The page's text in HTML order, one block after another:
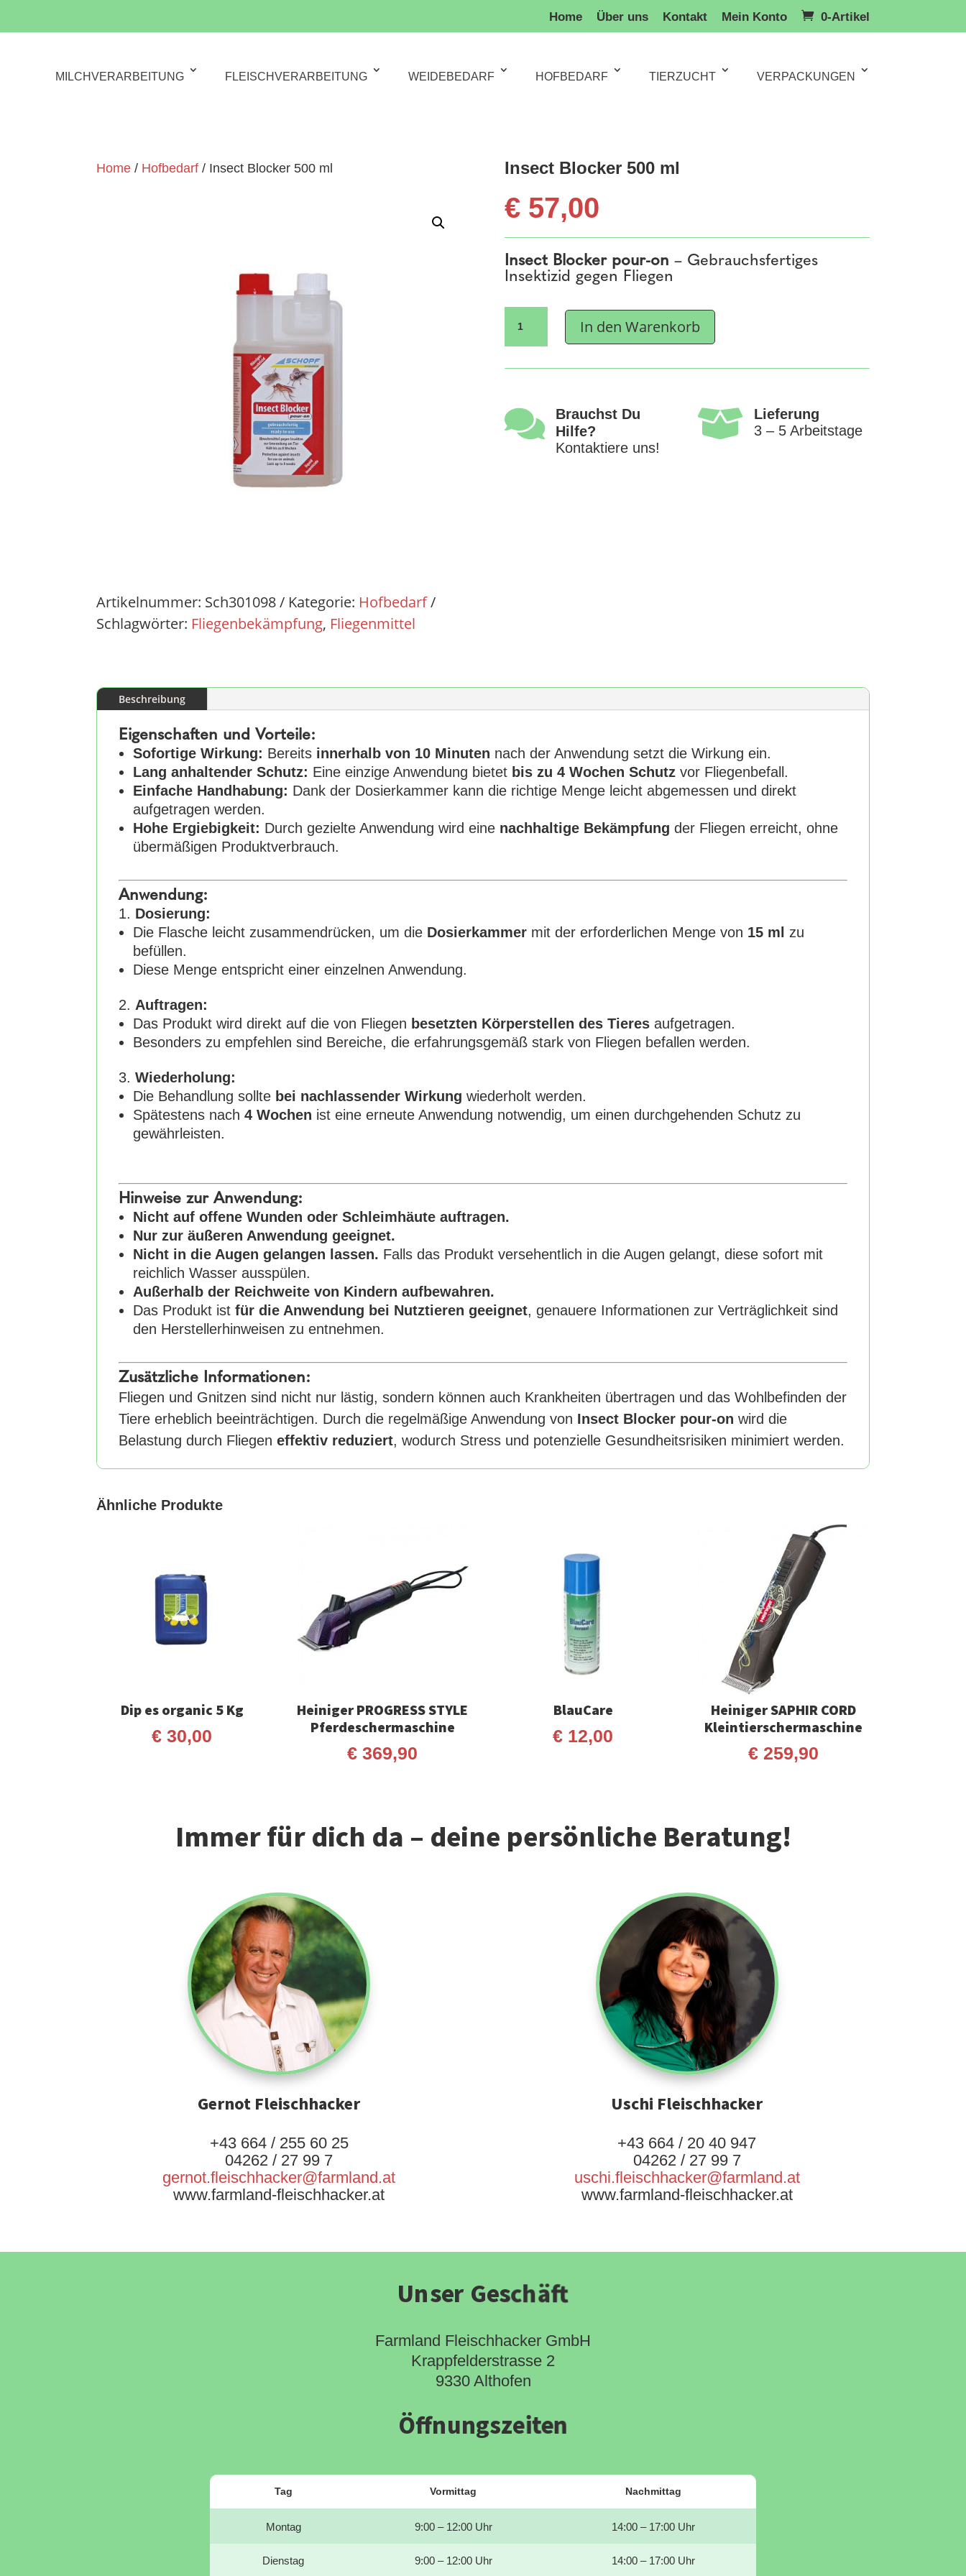
Home Über uns Kontakt Mein Konto 0-Artikel
MILCHVERARBEITUNG FLEISCHVERARBEITUNG WEIDEBEDARF HOFBEDARF TIERZUCHT VERPACKUNGEN
Home / Hofbedarf / Insect Blocker 500 ml
Artikelnummer: Sch301098 Kategorie: Hofbedarf
Schlagwörter: Fliegenbekämpfung, Fliegenmittel
Insect Blocker 500 ml
€57,00
Insect Blocker pour-on – Gebrauchsfertiges
Insektizid gegen Fliegen
Blocker
500
In den Warenkorb

Brauchst Du
Hilfe?
Kontaktiere uns!

Lieferung
3 – 5 Arbeitstage
Beschreibung
Eigenschaften und Vorteile:
Sofortige Wirkung: Bereits innerhalb von 10 Minuten nach der Anwendung setzt die Wirkung ein.
Lang anhaltender Schutz: Eine einzige Anwendung bietet bis zu 4 Wochen Schutz vor Fliegenbefall.
Einfache Handhabung: Dank der Dosierkammer kann die richtige Menge leicht abgemessen und direkt
aufgetragen werden.
Hohe Ergiebigkeit: Durch gezielte Anwendung wird eine nachhaltige Bekämpfung der Fliegen erreicht, ohne
übermäßigen Produktverbrauch.
Anwendung:
Dosierung:
Die Flasche leicht zusammendrücken, um die Dosierkammer mit der erforderlichen Menge von 15 ml zu
befüllen.
Diese Menge entspricht einer einzelnen Anwendung.
Auftragen:
Das Produkt wird direkt auf die von Fliegen besetzten Körperstellen des Tieres aufgetragen.
Besonders zu empfehlen sind Bereiche, die erfahrungsgemäß stark von Fliegen befallen werden.
Wiederholung:
Die Behandlung sollte bei nachlassender Wirkung wiederholt werden.
Spätestens nach4 Wochen ist eine erneute Anwendung notwendig, um einen durchgehenden Schutz zu
gewährleisten.
Hinweise zur Anwendung:
Nicht auf offene Wunden oder Schleimhäute auftragen.
Nur zur äußeren Anwendung geeignet.
Nicht in die Augen gelangen lassen. Falls das Produkt versehentlich in die Augen gelangt, diese sofort mit
reichlich Wasser ausspülen.
Außerhalb der Reichweite von Kindern aufbewahren.
Das Produkt istfür die Anwendung bei Nutztieren geeignet, genauere Informationen zur Verträglichkeit sind
den Herstellerhinweisen zu entnehmen.
Zusätzliche Informationen:
Fliegen und Gnitzen sind nicht nur lästig, sondern können auch Krankheiten übertragen und das Wohlbefinden der
Tiere erheblich beeinträchtigen. Durch die regelmäßige Anwendung von Insect Blocker pour-on wird die
Belastung durch Fliegeneffektiv reduziert, wodurch Stress und potenzielle Gesundheitsrisiken minimiert werden.
Ähnliche Produkte
Dip es organic 5 Kg
€ 30,00
Heiniger PROGRESS STYLE
Pferdeschermaschine
€ 369,90
BlauCare
€ 12,00
Heiniger SAPHIR CORD
Kleintierschermaschine
€ 259,90
Immer für dich da – deine persönliche Beratung!
Gernot Fleischhacker
+43 664 / 255 60 25
04262 / 27 99 7
gernot.fleischhacker@farmland.at
www.farmland-fleischhacker.at
Uschi Fleischhacker
+43 664 / 20 40 947
04262 / 27 99 7
uschi.fleischhacker@farmland.at
www.farmland-fleischhacker.at
Unser Geschäft
Farmland Fleischhacker GmbH
Krappfelderstrasse 2
9330 Althofen
Öffnungszeiten
Tag Vormittag Nachmittag
Montag 9:00 – 12:00 Uhr 14:00 – 17:00 Uhr
Dienstag 9:00 – 12:00 Uhr 14:00 – 17:00 Uhr